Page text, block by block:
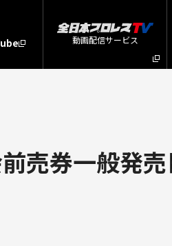
動画配信サービス
売券一般発